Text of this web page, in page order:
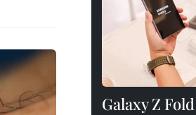
Galaxy Z